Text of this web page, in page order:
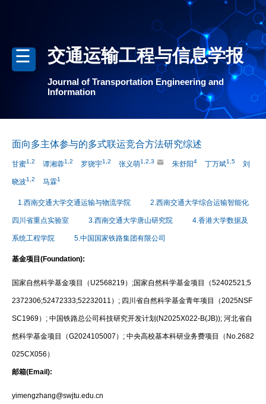
交通运输工程与信息学报
Journal of Transportation Engineering and
Information
面向多主体参与的多式联运竞合方法研究综述
甘蜜1,2 谭湘蓉1,2 罗骁宇1,2 张义萌1,2,3 朱舒阳4 丁万斌1,5 刘
晓波1,2 马霖1
1.西南交通大学交通运输与物流学院 2.西南交通大学综合运输智能化
四川省重点实验室 3.西南交通大学唐山研究院 4.香港大学数据及
系统工程学院 5.中国国家铁路集团有限公司
基金项目(Foundation):
国家自然科学基金项目（U2568219）;国家自然科学基金项目（52402521;5
2372306;52472333;52232011）; 四川省自然科学基金青年项目（2025NSF
SC1969）; 中国铁路总公司科技研究开发计划(N2025X022-B(JB)); 河北省自
然科学基金项目（G2024105007）; 中央高校基本科研业务费项目（No.2682
025CX056）
邮箱(Email):
yimengzhang@swjtu.edu.cn